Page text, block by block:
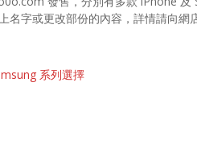
字或更改部份的內容，詳情請向網
系列選擇